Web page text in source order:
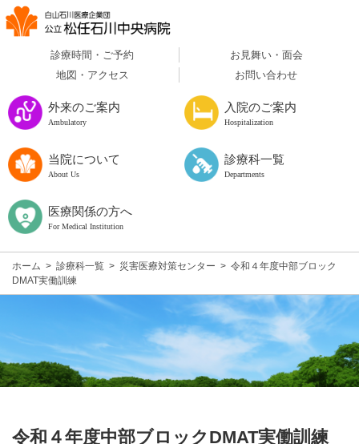
診療時間・ご予約
お見舞い・面会
地図・アクセス
お問い合わせ
外来のご案内
Ambulatory
入院のご案内
Hospitalization
当院について
About Us
診療科一覧
Departments
医療関係の方へ
For Medical Institution
ホーム > 診療科一覧 > 災害医療対策センター > 令和４年度中部ブロック
DMAT実働訓練
令和４年度中部ブロックDMAT実働訓練